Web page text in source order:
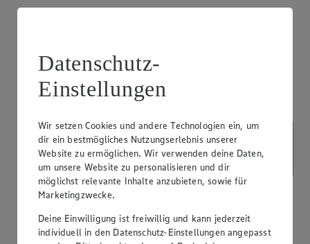
Datenschutz-
Einstellungen
Wir setzen Cookies und andere Technologien ein, um
dir ein bestmögliches Nutzungserlebnis unserer
Website zu ermöglichen. Wir verwenden deine Daten,
um unsere Website zu personalisieren und dir
möglichst relevante Inhalte anzubieten, sowie für
Marketingzwecke.
Deine Einwilligung ist freiwillig und kann jederzeit
individuell in den Datenschutz-Einstellungen angepasst